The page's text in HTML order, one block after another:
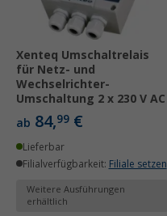
Xenteq Umschaltrelais
für Netz- und
Wechselrichter-
Umschaltung 2 x 230 V AC
ab 84,99 €
Lieferbar
Filialverfügbarkeit: Filiale setzen
Weitere Ausführungen
erhältlich